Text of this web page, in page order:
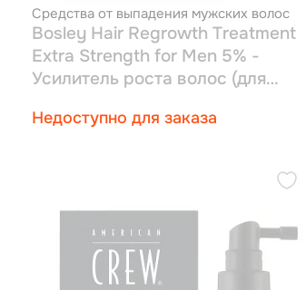
Средства от выпадения мужских волос
Bosley Hair Regrowth Treatment
Extra Strength for Men 5% -
Усилитель роста волос (для
Недоступно для заказа